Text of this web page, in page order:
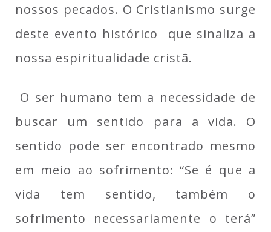
nossos pecados. O Cristianismo surge
deste evento histórico que sinaliza a
nossa espiritualidade cristã.
O ser humano tem a necessidade de
buscar um sentido para a vida. O
sentido pode ser encontrado mesmo
em meio ao sofrimento: “Se é que a
vida tem sentido, também o
sofrimento necessariamente o terá”